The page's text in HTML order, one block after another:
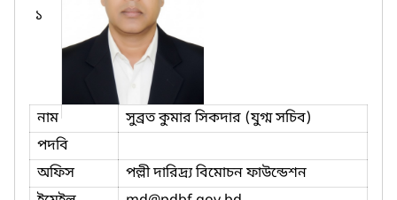
১
নাম
সুব্রত কুমার সিকদার (যুগ্ম সচিব)
পদবি
অফিস
পল্লী দারিদ্র্য বিমোচন ফাউন্ডেশন